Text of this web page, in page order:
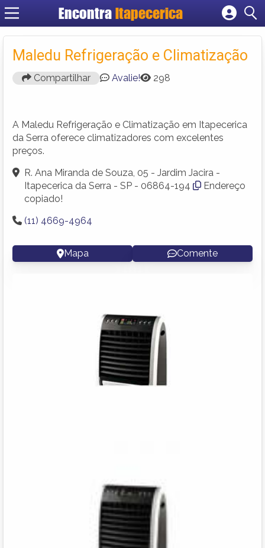
Encontra Itapecerica
Cadastrar empresa
Fazer login
Criar conta
Maledu Refrigeração e Climatização
Compartilhar Avalie! 298
A Maledu Refrigeração e Climatização em Itapecerica
da Serra oferece climatizadores com excelentes
preços.
R. Ana Miranda de Souza, 05 - Jardim Jacira -
Itapecerica da Serra - SP - 06864-194
Endereço
copiado!
(11) 4669-4964
Mapa Comente